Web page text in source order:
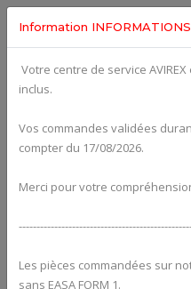
Information
Votre centre de service
inclus.
Vos commandes validées
compter du 17/08/2026.
Merci pour votre
Les pièces commandées sur
sans EASA FORM 1.